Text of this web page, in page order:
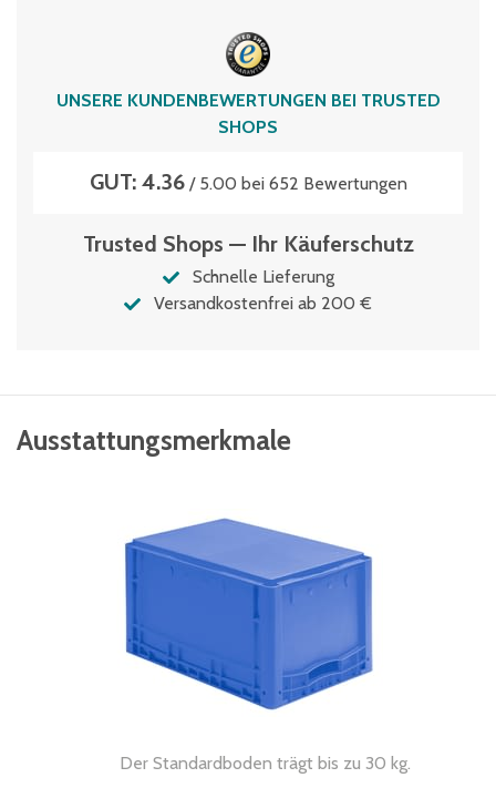
UNSERE KUNDENBEWERTUNGEN BEI TRUSTED
SHOPS
GUT: 4.36/ 5.00 bei 652 Bewertungen
Trusted Shops — Ihr Käuferschutz
Schnelle Lieferung
Versandkostenfrei ab 200 €
Ausstattungsmerkmale
Der Standardboden trägt bis zu 30 kg.